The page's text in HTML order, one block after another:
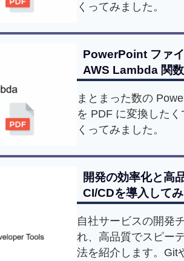
くってみました。
PowerPoint ファ
AWS Lambda 関
まとまった数の
を PDF に変換した
くってみました。
開発の効率化と高
CI/CDを導入して
自社サービスの開発
れ、高品質でスピー
法を紹介します。Git